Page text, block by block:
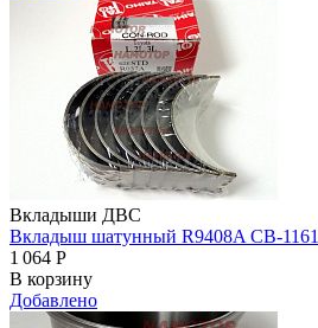
Вкладыши ДВС
Вкладыш шатунный R9408A CB-
1 064 Р
В корзину
Добавлено